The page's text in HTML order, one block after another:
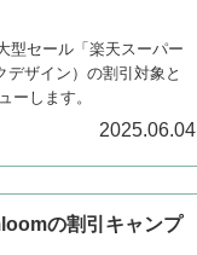
型セール「楽天スーパー
ザイン）の割引対象と
ーします。
2025.06.04
の割引キャンプ